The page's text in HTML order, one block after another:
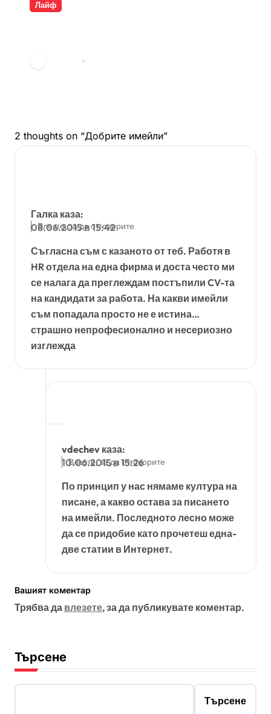
Лайф
2 thoughts on “Добрите имейли”
Галка каза:
08.06.2015 в 15:42
Съгласна съм с казаното от теб. Работя в
HR отдела на една фирма и доста често ми
се налага да преглеждам постъпили CV-та
на кандидати за работа. На какви имейли
съм попадала просто не е истина…
страшно непрофесионално и несериозно
изглежда
Влезте, за да отговорите
vdechev каза:
10.06.2015 в 15:26
По принцип у нас нямаме култура на
писане, а какво остава за писането
на имейли. Последното лесно може
да се придобие като прочетеш една-
две статии в Интернет.
Влезте, за да отговорите
Вашият коментар
Трябва да влезете, за да публикувате коментар.
Търсене
Търсене